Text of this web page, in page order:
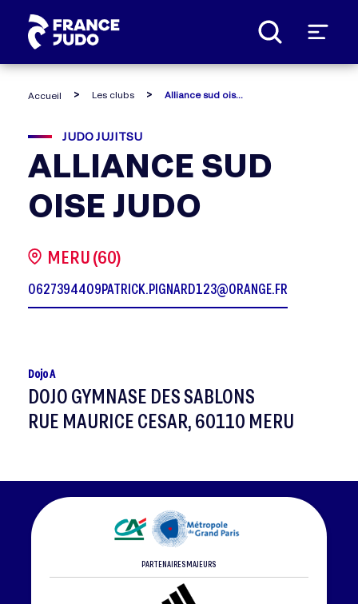
Accueil Les clubs Alliance sud oise judo
JUDO JUJITSU
ALLIANCE SUD
OISE JUDO
MERU (60)
0627394409PATRICK.PIGNARD123@ORANGE.FR
Dojo A
DOJO GYMNASE DES SABLONS
RUE MAURICE CESAR, 60110 MERU
PARTENAIRES MAJEURS